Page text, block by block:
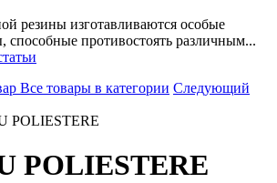
резины изготавливаются особые
способные противостоять различным...
Все товары в категории Следующий
POLIESTERE
POLIESTERE